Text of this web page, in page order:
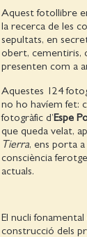
Aquest fotollibre
la recerca de les
sepultats, en
obert, cementiris,
presenten com a
Aquestes 124
no ho havíem fet:
fotogràfic d’Espe
que queda velat,
Tierra, ens porta
consciència
actuals.
El nucli fonamental
construcció dels